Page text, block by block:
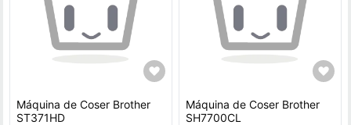
Máquina de Coser Brother
ST371HD
Máquina de Coser Brother
SH7700CL